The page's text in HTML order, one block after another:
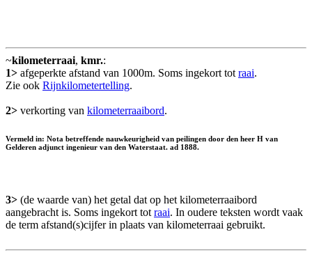
~kilometerraai, kmr.:
1> afgeperkte afstand van 1000m. Soms ingekort tot raai.
Zie ook Rijnkilometertelling.
2> verkorting van kilometerraaibord.
Vermeld in: Nota betreffende nauwkeurigheid van peilingen door den heer H van
Gelderen adjunct ingenieur van den Waterstaat. ad 1888.
3> (de waarde van) het getal dat op het kilometerraaibord
aangebracht is. Soms ingekort tot raai. In oudere teksten wordt vaak
de term afstand(s)cijfer in plaats van kilometerraai gebruikt.